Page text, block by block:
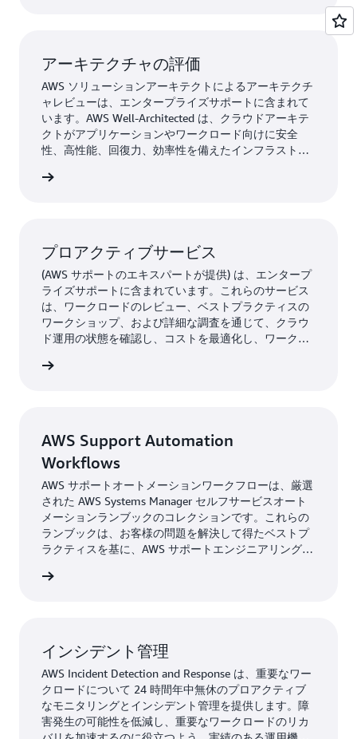
アーキテクチャの評価
AWS ソリューションアーキテクトによるアーキテクチ
ャレビューは、エンタープライズサポートに含まれて
います。AWS Well-Architected は、クラウドアーキテ
クトがアプリケーションやワークロード向けに安全
性、高性能、回復力、効率性を備えたインフラストラ
クは、お客様とパートナーがアーキテクチャを評価
プロアクティブサービス
(AWS サポートのエキスパートが提供) は、エンタープ
ライズサポートに含まれています。これらのサービス
は、ワークロードのレビュー、ベストプラクティスの
ワークショップ、および詳細な調査を通じて、クラウ
ド運用の状態を確認し、コストを最適化し、ワークロ
AWS Support Automation
Workflows
AWS サポートオートメーションワークフローは、厳選
された AWS Systems Manager セルフサービスオート
メーションランブックのコレクションです。これらの
ランブックは、お客様の問題を解決して得たベストプ
ラクティスを基に、AWS サポートエンジニアリングに
に関する一般的な問題のトラブルシューティング、診
インシデント管理
AWS Incident Detection and Response は、重要なワー
クロードについて 24 時間年中無休のプロアクティブ
なモニタリングとインシデント管理を提供します。障
害発生の可能性を低減し、重要なワークロードのリカ